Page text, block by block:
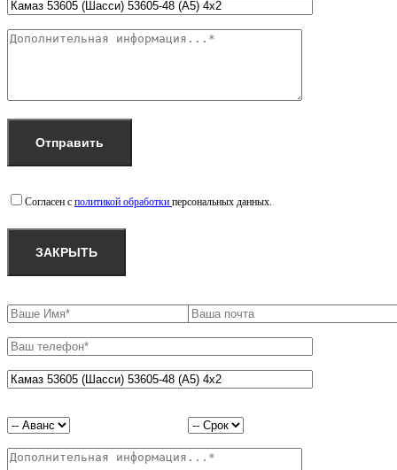
Согласен с политикой обработки персональных данных.
ЗАКРЫТЬ